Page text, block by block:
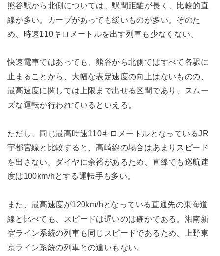
熊谷駅から北側については、駅間距離が長く、比較的直
線が多い。カーブがあっても緩いものが多い。そのた
め、時速110キロメートルを出す列車も少なくない。
快速電車ではあっても、熊谷から北側ではすべて各駅に
止まることから、大幅な表定速度の向上はないものの、
最高速度に関しては上限まで出せる区間であり、スムー
ズな運転が行われているといえる。
ただし、同じ最高時速110キロメートルとなっているJR
宇都宮線と比較すると、高崎線の場合はあまりスピード
を出さない。ダイヤに余裕があるため、直線でも巡航速
度は100km/hとする運転手も多い。
また、最高速度が120km/hとなっている直通先の東海道
線と比べても、スピードは遅いのは確かである。湘南新
宿ライン系統の列車も同じスピードであるため、上野東
京ライン系統の列車との違いもない。